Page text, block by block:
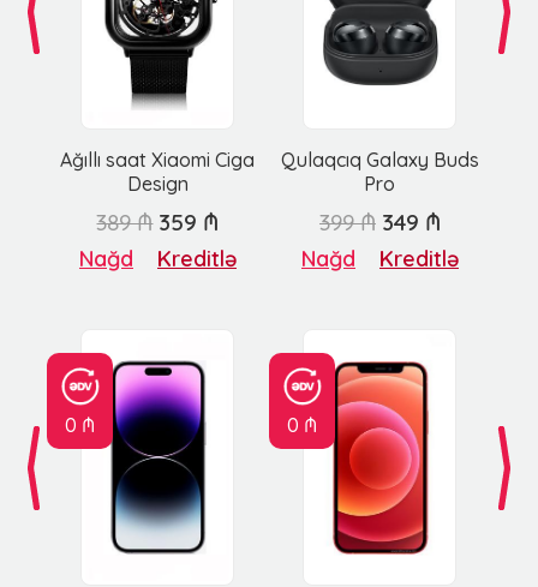
Ağıllı saat Xiaomi Ciga
Design
Qulaqcıq Galaxy Buds
Pro
389 ₼ 359 ₼
Nağd Kreditlə
399 ₼ 349 ₼
Nağd Kreditlə
0 ₼ 0 ₼